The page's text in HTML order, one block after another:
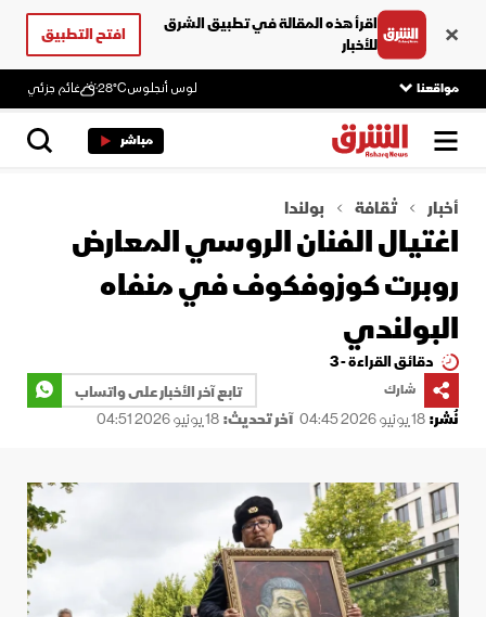
اقرأ هذه المقالة في تطبيق الشرق
للأخبار
افتح التطبيق
مواقعنا لوس أنجلوس28°C غائم جزئي
مباشر
أخبار ثقافة بولندا
اغتيال الفنان الروسي المعارض
روبرت كوزوفكوف في منفاه
البولندي
دقائق القراءة - 3
شارك
تابع آخر الأخبار على واتساب
نُشر:18 يونيو 2026 04:45 آخر تحديث:18 يونيو 2026 04:51